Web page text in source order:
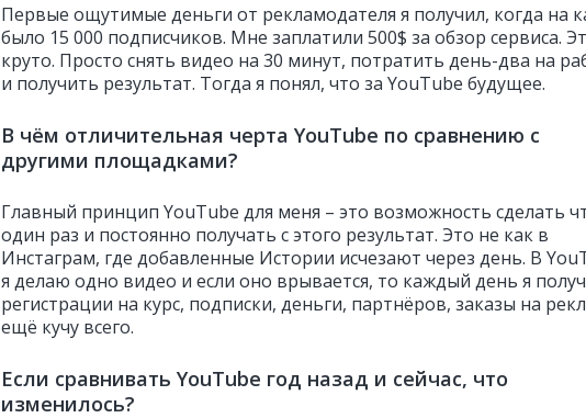
Первые ощутимые деньги от рекламодателя я получил, когда на
было 15 000 подписчиков. Мне заплатили 500$ за обзор сервиса.
круто. Просто снять видео на 30 минут, потратить день-два на
и получить результат. Тогда я понял, что за YouTube будущее.
В чём отличительная черта YouTube по сравнению с
другими площадками?
Главный принцип YouTube для меня – это возможность сделать
один раз и постоянно получать с этого результат. Это не как в
Инстаграм, где добавленные Истории исчезают через день. В
я делаю одно видео и если оно врывается, то каждый день я
регистрации на курс, подписки, деньги, партнёров, заказы на
ещё кучу всего.
Если сравнивать YouTube год назад и сейчас, что
изменилось?